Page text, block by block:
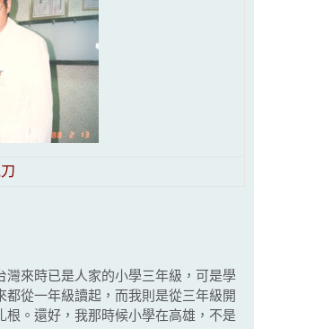
來時已是人家的小學三年級，可是學
從一年級讀起，而我則是從三年級開
。還好，我那時候小學在高雄，不是